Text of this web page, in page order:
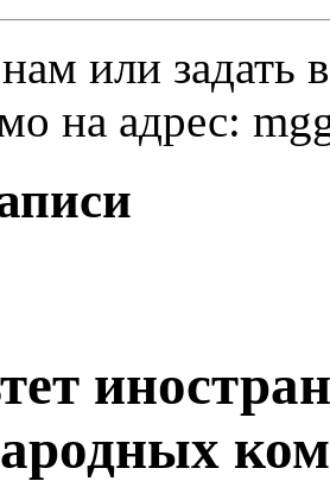
или
на адрес: